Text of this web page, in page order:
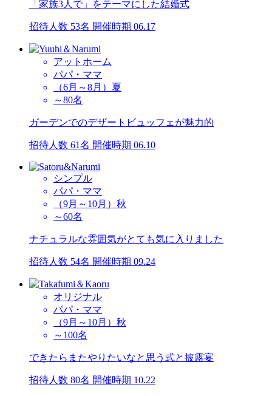
「家族3人で」をテーマにした結婚式
招待人数 53名 開催時期 06.17
アットホーム
パパ・ママ
（6月～8月）夏
～80名
ガーデンでのデザートビュッフェが魅力的
招待人数 61名 開催時期 06.10
シンプル
パパ・ママ
（9月～10月）秋
～60名
ナチュラルな雰囲気がとても気に入りました
招待人数 54名 開催時期 09.24
オリジナル
パパ・ママ
（9月～10月）秋
～100名
できたらまたやりたいなと思う式と披露宴
招待人数 80名 開催時期 10.22